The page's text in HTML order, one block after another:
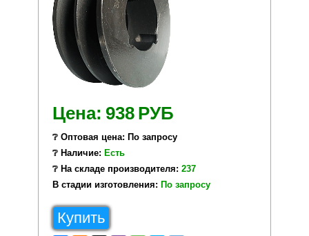
Цена: 938 РУБ
❔ Оптовая цена: По запросу
❔ Наличие: Есть
❔ На складе производителя: 237
В стадии изготовления: По запросу
Купить